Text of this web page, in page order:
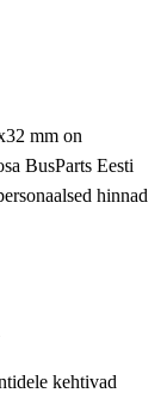
mm on
BusParts Eesti
hinnad
kehtivad